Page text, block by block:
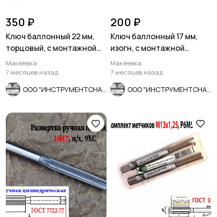
350 ₽
Ключ баллонный 22 мм,
торцовый, с монтажной
лопаткой, оцинков, СССР.
Макеевка
7 месяцев назад
200 ₽
Ключ баллонный 17 мм,
изогн, с монтажной
лопаткой, оцинкованный,
СССР.
Макеевка
7 месяцев назад